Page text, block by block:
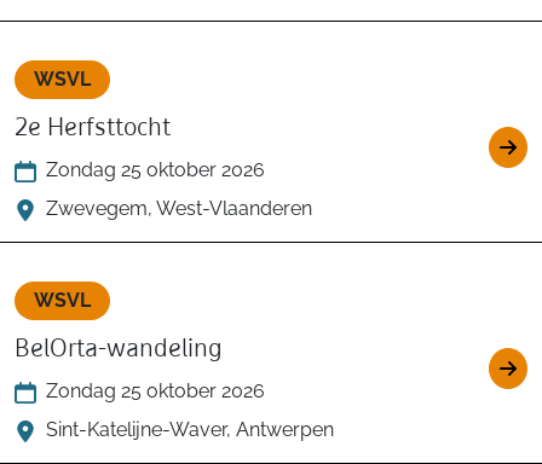
WSVL
2e Herfsttocht
Zondag 25 oktober 2026
Zwevegem, West-Vlaanderen
WSVL
BelOrta-wandeling
Zondag 25 oktober 2026
Sint-Katelijne-Waver, Antwerpen